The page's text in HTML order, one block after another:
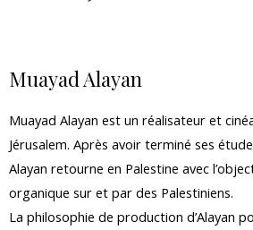
Muayad Alayan
Muayad Alayan est un réalisateur et
Jérusalem. Après avoir terminé ses
Alayan retourne en Palestine avec
organique sur et par des Palestiniens.
La philosophie de production d’Alayan